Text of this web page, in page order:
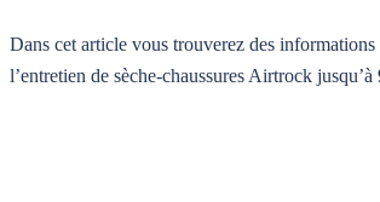
Dans cet article vous trouverez des
l’entretien de sèche-chaussures Airtrock